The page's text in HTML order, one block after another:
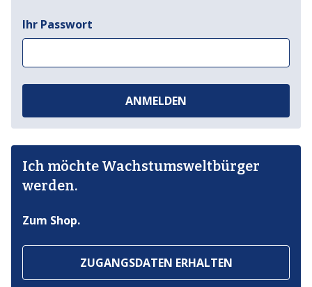
Ihr Passwort
ANMELDEN
Ich möchte Wachstumsweltbürger
werden.
Zum Shop.
ZUGANGSDATEN ERHALTEN